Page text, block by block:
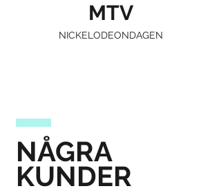
MTV
NICKELODEONDAGEN
NÅGRA
KUNDER